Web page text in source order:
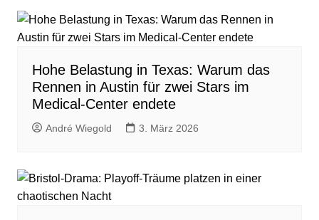
Hohe Belastung in Texas: Warum das
Rennen in Austin für zwei Stars im
Medical-Center endete
André Wiegold 3. März 2026